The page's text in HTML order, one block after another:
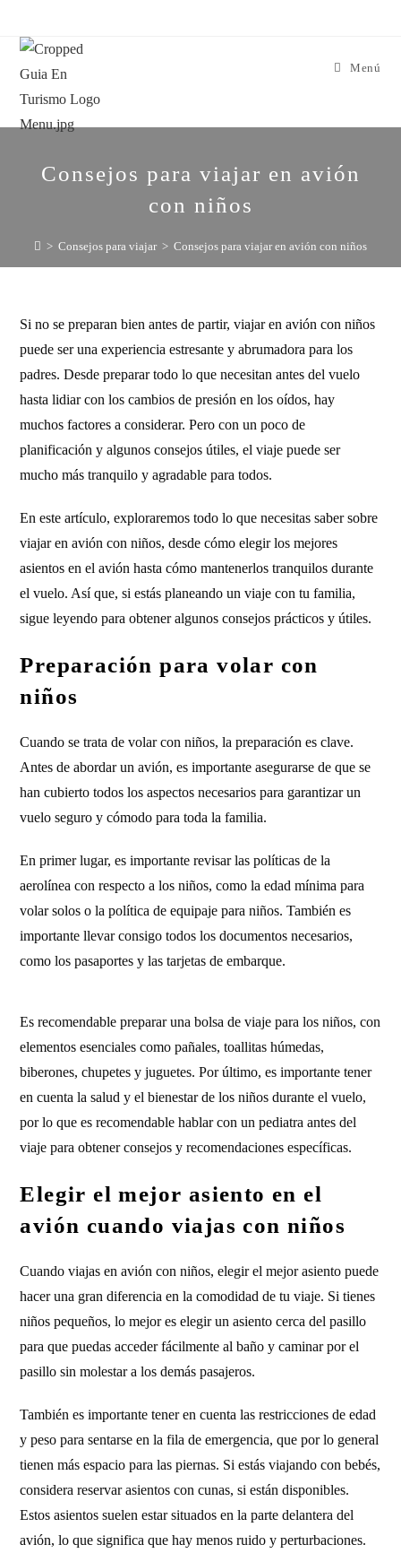
Menú
Consejos para viajar en avión
con niños
> Consejos para viajar > Consejos para viajar en avión con niños
Si no se preparan bien antes de partir, viajar en avión con niños
puede ser una experiencia estresante y abrumadora para los
padres. Desde preparar todo lo que necesitan antes del vuelo
hasta lidiar con los cambios de presión en los oídos, hay
muchos factores a considerar. Pero con un poco de
planificación y algunos consejos útiles, el viaje puede ser
mucho más tranquilo y agradable para todos.
En este artículo, exploraremos todo lo que necesitas saber sobre
viajar en avión con niños, desde cómo elegir los mejores
asientos en el avión hasta cómo mantenerlos tranquilos durante
el vuelo. Así que, si estás planeando un viaje con tu familia,
sigue leyendo para obtener algunos consejos prácticos y útiles.
Preparación para volar con
niños
Cuando se trata de volar con niños, la preparación es clave.
Antes de abordar un avión, es importante asegurarse de que se
han cubierto todos los aspectos necesarios para garantizar un
vuelo seguro y cómodo para toda la familia.
En primer lugar, es importante revisar las políticas de la
aerolínea con respecto a los niños, como la edad mínima para
volar solos o la política de equipaje para niños. También es
importante llevar consigo todos los documentos necesarios,
como los pasaportes y las tarjetas de embarque.
Es recomendable preparar una bolsa de viaje para los niños, con
elementos esenciales como pañales, toallitas húmedas,
biberones, chupetes y juguetes. Por último, es importante tener
en cuenta la salud y el bienestar de los niños durante el vuelo,
por lo que es recomendable hablar con un pediatra antes del
viaje para obtener consejos y recomendaciones específicas.
Elegir el mejor asiento en el
avión cuando viajas con niños
Cuando viajas en avión con niños, elegir el mejor asiento puede
hacer una gran diferencia en la comodidad de tu viaje. Si tienes
niños pequeños, lo mejor es elegir un asiento cerca del pasillo
para que puedas acceder fácilmente al baño y caminar por el
pasillo sin molestar a los demás pasajeros.
También es importante tener en cuenta las restricciones de edad
y peso para sentarse en la fila de emergencia, que por lo general
tienen más espacio para las piernas. Si estás viajando con bebés,
considera reservar asientos con cunas, si están disponibles.
Estos asientos suelen estar situados en la parte delantera del
avión, lo que significa que hay menos ruido y perturbaciones.